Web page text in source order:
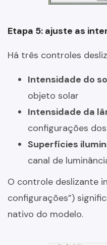
Etapa 5: ajuste as
Há três controles
Intensidade do
objeto solar
Intensidade da
configurações
Superfícies
canal de
O controle deslizante
configurações”)
nativo do modelo.